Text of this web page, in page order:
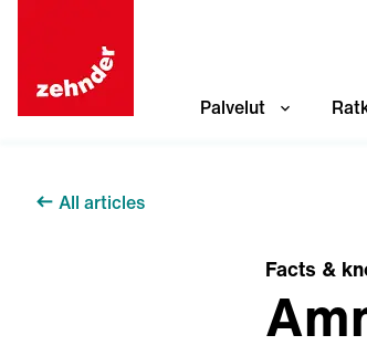
Palvelut
All articles
Facts &